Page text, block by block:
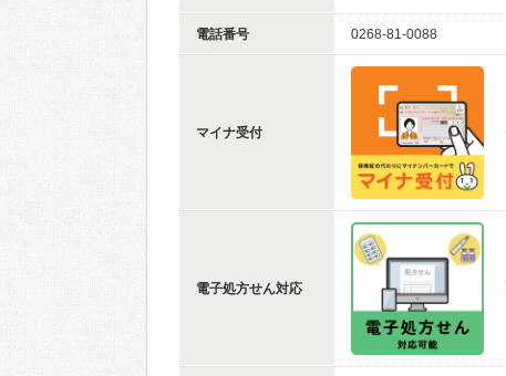
電話番号 0268-81-0088
マイナ受付
電子処方せん対応